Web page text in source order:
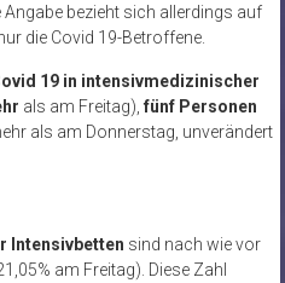
bezieht sich allerdings auf
die Covid 19-Betroffene.
19 in intensivmedizinischer
als am Freitag), fünf Personen
als am Donnerstag, unverändert
Intensivbetten sind nach wie vor
am Freitag). Diese Zahl